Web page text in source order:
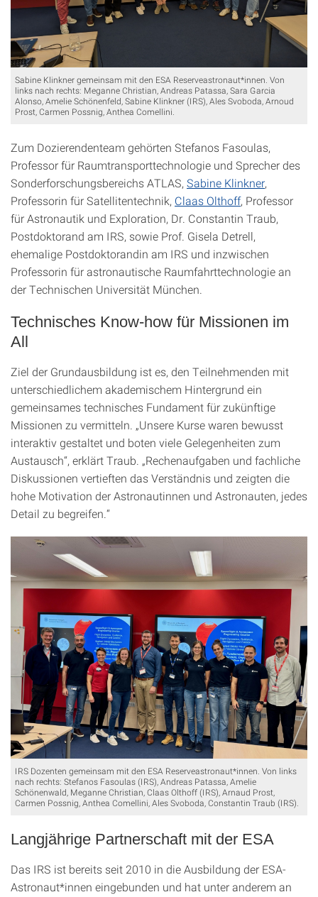
Sabine Klinkner gemeinsam mit den ESA Reserveastronaut*innen. Von
links nach rechts: Meganne Christian, Andreas Patassa, Sara Garcia
Alonso, Amelie Schönenfeld, Sabine Klinkner (IRS), Ales Svoboda, Arnoud
Prost, Carmen Possnig, Anthea Comellini.
Zum Dozierendenteam gehörten Stefanos Fasoulas,
Professor für Raumtransporttechnologie und Sprecher des
Sonderforschungsbereichs ATLAS, Sabine Klinkner,
Professorin für Satellitentechnik, Claas Olthoff, Professor
für Astronautik und Exploration, Dr. Constantin Traub,
Postdoktorand am IRS, sowie Prof. Gisela Detrell,
ehemalige Postdoktorandin am IRS und inzwischen
Professorin für astronautische Raumfahrttechnologie an
der Technischen Universität München.
Technisches Know-how für Missionen im
All
Ziel der Grundausbildung ist es, den Teilnehmenden mit
unterschiedlichem akademischem Hintergrund ein
gemeinsames technisches Fundament für zukünftige
Missionen zu vermitteln. „Unsere Kurse waren bewusst
interaktiv gestaltet und boten viele Gelegenheiten zum
Austausch“, erklärt Traub. „Rechenaufgaben und fachliche
Diskussionen vertieften das Verständnis und zeigten die
hohe Motivation der Astronautinnen und Astronauten, jedes
Detail zu begreifen.“
IRS Dozenten gemeinsam mit den ESA Reserveastronaut*innen. Von links
nach rechts: Stefanos Fasoulas (IRS), Andreas Patassa, Amelie
Schönenwald, Meganne Christian, Claas Olthoff (IRS), Arnaud Prost,
Carmen Possnig, Anthea Comellini, Ales Svoboda, Constantin Traub (IRS).
Langjährige Partnerschaft mit der ESA
Das IRS ist bereits seit 2010 in die Ausbildung der ESA-
Astronaut*innen eingebunden und hat unter anderem an